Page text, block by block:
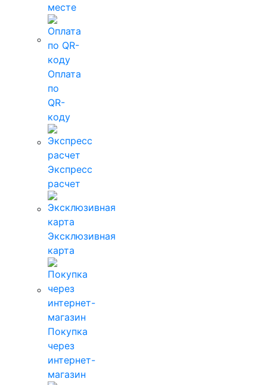
месте
Оплата
по
QR-
коду
Экспресс
расчет
Эксклюзивная
карта
Покупка
через
интернет-
магазин